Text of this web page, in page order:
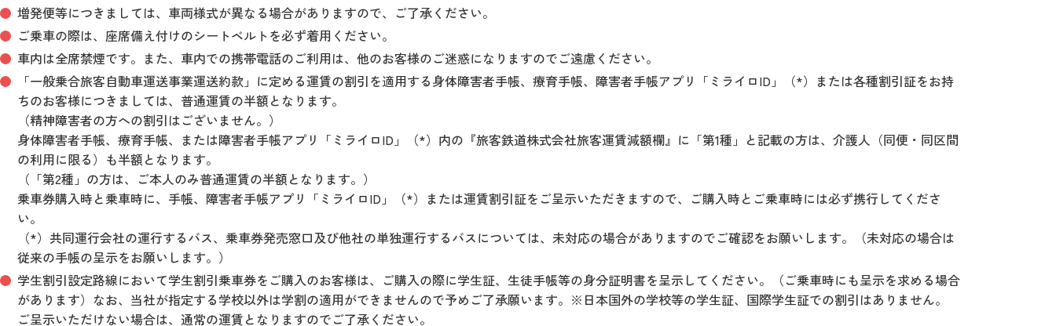
増発便等につきましては、車両様式が異なる場合がありますので、ご了承ください。
ご乗車の際は、座席備え付けのシートベルトを必ず着用ください。
車内は全席禁煙です。また、車内での携帯電話のご利用は、他のお客様のご迷惑になりますのでご遠慮ください。
「一般乗合旅客自動車運送事業運送約款」に定める運賃の割引を適用する身体障害者手帳、療育手帳、障害者手帳アプリ「ミライロID」（*）または各種割引証をお持
ちのお客様につきましては、普通運賃の半額となります。
（精神障害者の方への割引はございません。）
身体障害者手帳、療育手帳、または障害者手帳アプリ「ミライロID」（*）内の『旅客鉄道株式会社旅客運賃減額欄』に「第1種」と記載の方は、介護人（同便・同区間
の利用に限る）も半額となります。
（「第2種」の方は、ご本人のみ普通運賃の半額となります。）
乗車券購入時と乗車時に、手帳、障害者手帳アプリ「ミライロID」（*）または運賃割引証をご呈示いただきますので、ご購入時とご乗車時には必ず携行してくださ
い。
（*）共同運行会社の運行するバス、乗車券発売窓口及び他社の単独運行するバスについては、未対応の場合がありますのでご確認をお願いします。（未対応の場合は
従来の手帳の呈示をお願いします。）
学生割引設定路線において学生割引乗車券をご購入のお客様は、ご購入の際に学生証、生徒手帳等の身分証明書を呈示してください。（ご乗車時にも呈示を求める場合
があります）なお、当社が指定する学校以外は学割の適用ができませんので予めご了承願います。※日本国外の学校等の学生証、国際学生証での割引はありません。
ご呈示いただけない場合は、通常の運賃となりますのでご了承ください。